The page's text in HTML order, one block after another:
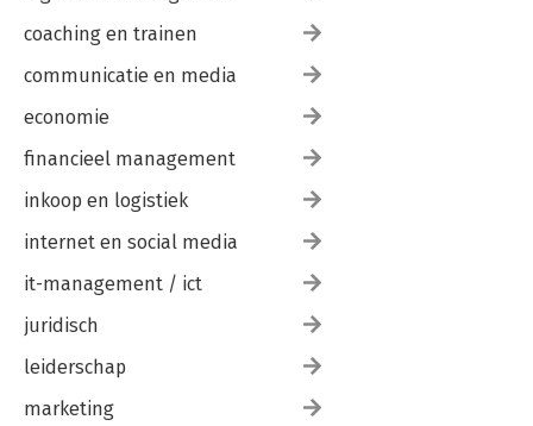
coaching en trainen
communicatie en media
economie
financieel management
inkoop en logistiek
internet en social media
it-management / ict
juridisch
leiderschap
marketing